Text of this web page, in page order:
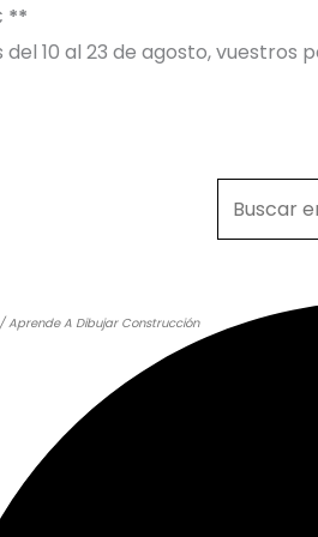
**
10 al 23 de agosto,
productos
Aprende A Dibujar Construcción